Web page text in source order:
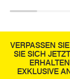
VERPASSEN
SIE SICH
EXKLUSIVE